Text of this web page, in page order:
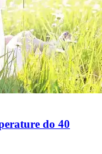
do 40